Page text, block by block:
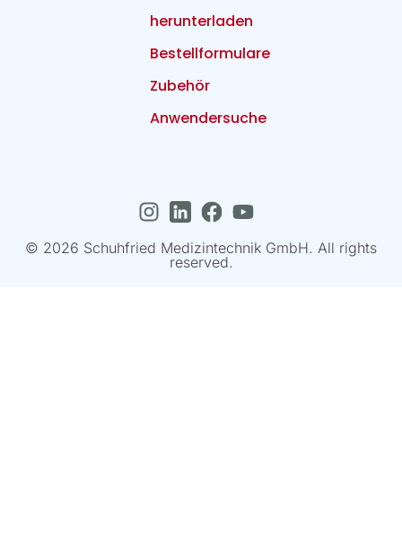
herunterladen
Bestellformulare
Zubehör
Anwendersuche
© 2026 Schuhfried Medizintechnik GmbH. All rights
reserved.